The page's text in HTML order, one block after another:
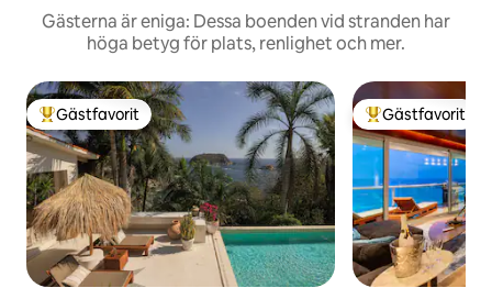
Gästerna är eniga: Dessa boenden vid stranden har
höga betyg för plats, renlighet och mer.
Populär gästfavorit
Gästfavorit Populär
Gästfavorit